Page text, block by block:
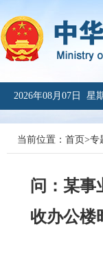
2026年08月07日 星
当前位置： 首页>专
问：某事
收办公楼